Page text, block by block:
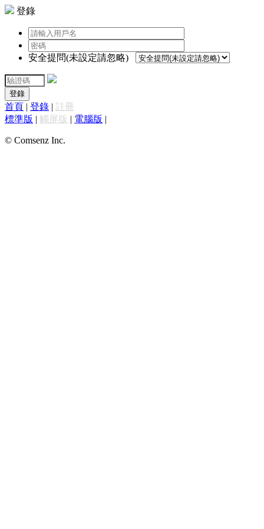
登錄
安全提問(未設定請忽略)
登錄
首頁 | 登錄 | 註冊
標準版 | 觸屏版 | 電腦版 |
© Comsenz Inc.